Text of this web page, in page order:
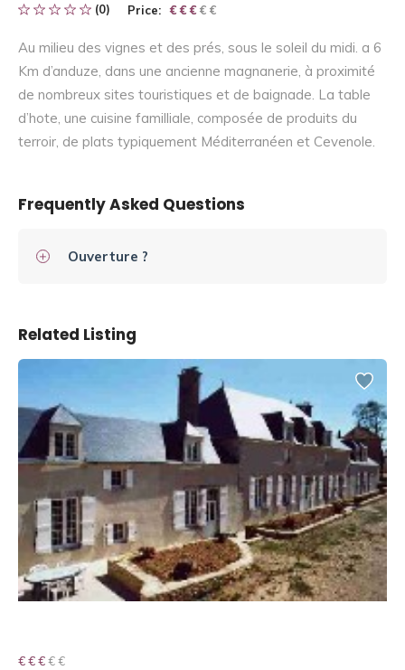
(0) Price: € € € € €
€ € €
Au milieu des vignes et des prés, sous le soleil du midi. a 6
Km d’anduze, dans une ancienne magnanerie, à proximité
de nombreux sites touristiques et de baignade. La table
d’hote, une cuisine familliale, composée de produits du
terroir, de plats typiquement Méditerranéen et Cevenole.
Frequently Asked Questions
Ouverture ?
Related Listing
€ € € € €
€ € €